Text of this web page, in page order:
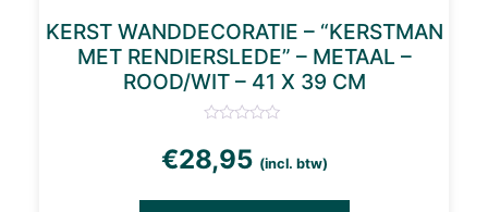
KERST WANDDECORATIE – “KERSTMAN
MET RENDIERSLEDE” – METAAL –
ROOD/WIT – 41 X 39 CM
€28,95 (incl. btw)